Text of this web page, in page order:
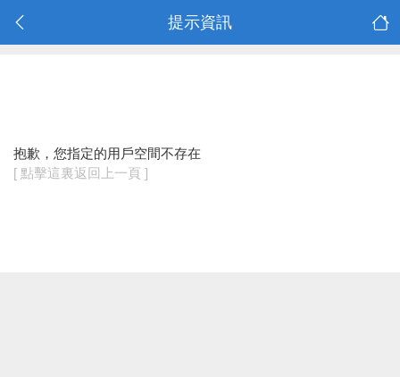
提示資訊
抱歉，您指定的用戶空間不存在
[ 點擊這裏返回上一頁 ]